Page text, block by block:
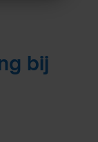
bij